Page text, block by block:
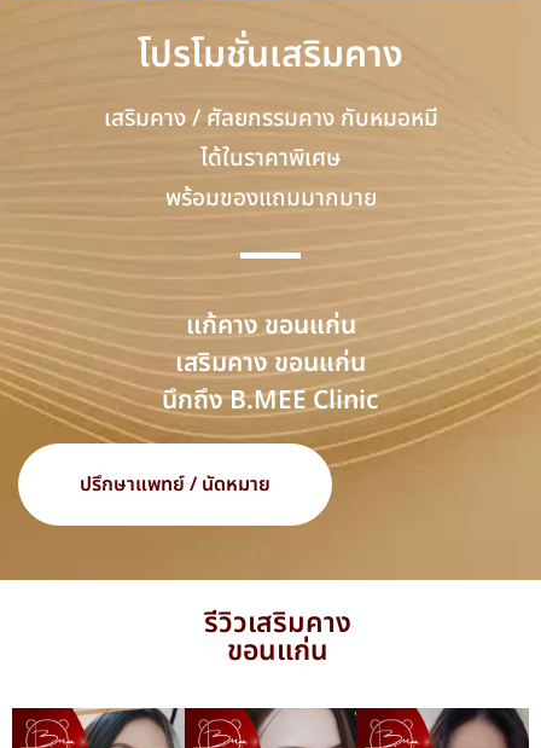
โปรโมชั่นเสริมคาง
เสริมคาง / ศัลยกรรมคาง กับหมอหมี
ได้ในราคาพิเศษ
พร้อมของแถมมากมาย
แก้คาง ขอนแก่น
เสริมคาง ขอนแก่น
นึกถึง B.MEE Clinic
ปรึกษาแพทย์ / นัดหมาย
รีวิวเสริมคาง
ขอนแก่น